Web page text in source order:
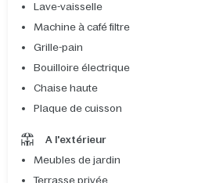
Lave-vaisselle
Machine à café filtre
Grille-pain
Bouilloire électrique
Chaise haute
Plaque de cuisson
A l'extérieur
Meubles de jardin
Terrasse privée